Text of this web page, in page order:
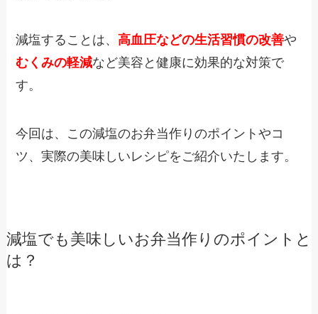
減塩することは、高血圧などの生活習慣の改善や
むくみの軽減など美容と健康に効果的な対策で
す。
今回は、この減塩のお弁当作りのポイントやコ
ツ、実際の美味しいレシピをご紹介いたします。
減塩でも美味しいお弁当作りのポイントと
は？